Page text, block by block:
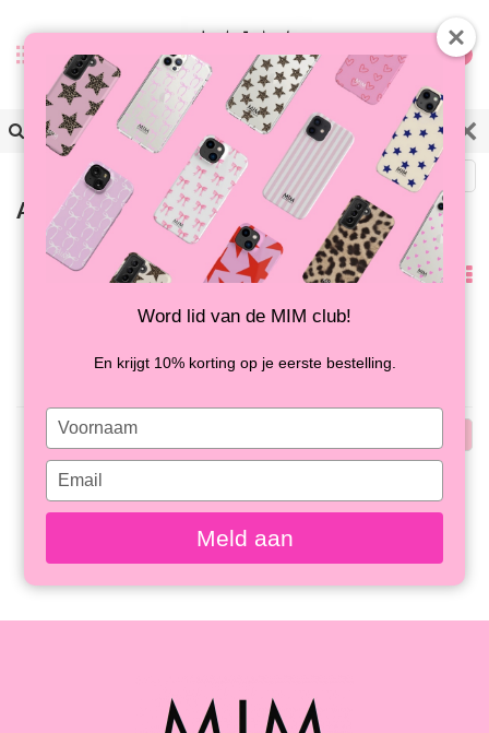
0
Zurück
Artikel mit Schlagwort roze ring
Am
meisten
angesehen
Word lid van de MIM club!
En krijgt 10% korting op je eerste bestelling.
Type
your
name
Type
your
email
Meld aan